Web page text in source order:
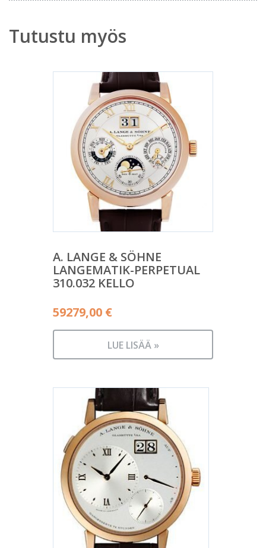
Tutustu myös
A. LANGE & SÖHNE
LANGEMATIK-PERPETUAL
310.032 KELLO
59279,00 €
LUE LISÄÄ »